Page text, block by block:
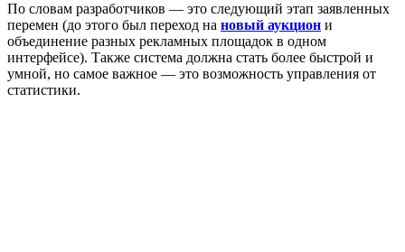
По словам разработчиков — это следующий этап заявленных
перемен (до этого был переход на новый аукцион и
объединение разных рекламных площадок в одном
интерфейсе). Также система должна стать более быстрой и
умной, но самое важное — это возможность управления от
статистики.